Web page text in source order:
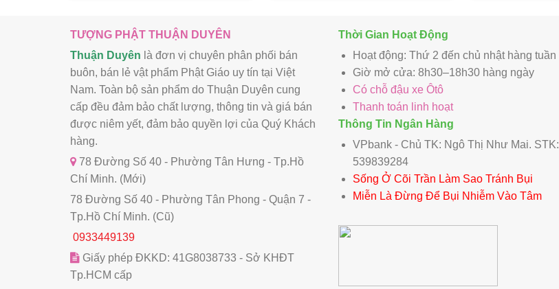
TƯỢNG PHẬT THUẬN DUYÊN
Thuận Duyên là đơn vị chuyên phân phối bán
buôn, bán lẻ vật phẩm Phật Giáo uy tín tại Việt
Nam. Toàn bộ sản phẩm do Thuận Duyên cung
cấp đều đảm bảo chất lượng, thông tin và giá bán
được niêm yết, đảm bảo quyền lợi của Quý Khách
hàng.
78 Đường Số 40 - Phường Tân Hưng - Tp.Hồ
Chí Minh. (Mới)
78 Đường Số 40 - Phường Tân Phong - Quận 7 -
Tp.Hồ Chí Minh. (Cũ)
0933449139
Giấy phép ĐKKD: 41G8038733 - Sở KHĐT
Tp.HCM cấp
Thời Gian Hoạt Động
Hoạt động: Thứ 2 đến chủ nhật hàng tuần
Giờ mở cửa: 8h30–18h30 hàng ngày
Có chỗ đậu xe Ôtô
Thanh toán linh hoạt
Thông Tin Ngân Hàng
VPbank - Chủ TK: Ngô Thị Như Mai. STK:
539839284
Sống Ở Cõi Trần Làm Sao Tránh Bụi
Miễn Là Đừng Để Bụi Nhiễm Vào Tâm